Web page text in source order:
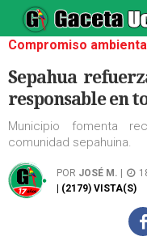
Compromiso
Sepahua
responsable en
Municipio fomenta
comunidad sepahuina.
POR JOSÉ M.
| (2179) VISTA(S)